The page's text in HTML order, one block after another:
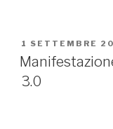
PUBBLICATO
IL
1 SETTEMBRE
3.0